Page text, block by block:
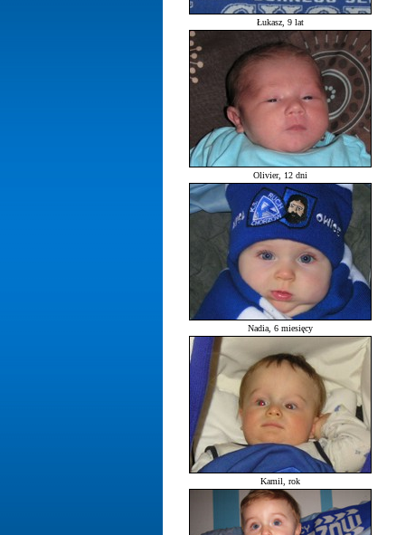
Łukasz, 9 lat
Olivier, 12 dni
Nadia, 6 miesięcy
Kamil, rok